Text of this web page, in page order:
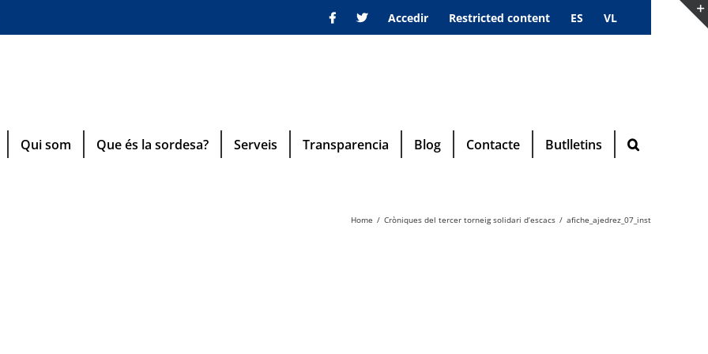
Accedir Restricted content ES VL
Qui som Que és la sordesa? Serveis Transparencia Blog Contacte Butlletins
Home Cròniques del tercer torneig solidari d’escacs afiche_ajedrez_07_inst